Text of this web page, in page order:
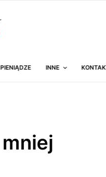
PIENIĄDZE INNE